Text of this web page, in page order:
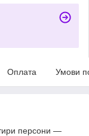
Оплата Умови
персони —